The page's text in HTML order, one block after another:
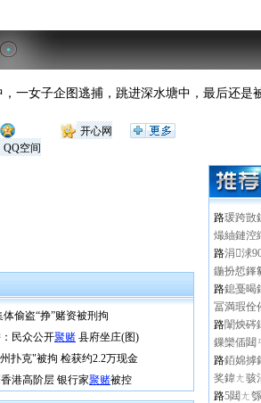
女子企图逃捕，跳进深水塘中，最后还是
开心网
QQ空间
偷盗“挣”赌资被刑拘
民众公开聚赌 县府坐庄(图)
扑克"被拘 检获约2.2万现金
港高阶层 银行家聚赌被控
路瑗跨敳
熶紬鏈
路涓浗
鍦扮悊
路鎴戞暍
冨満瑕
路闈炴硶
鏁欒偛
路銆婂摢
奖鍏ㄤ
路5閮ㄤ